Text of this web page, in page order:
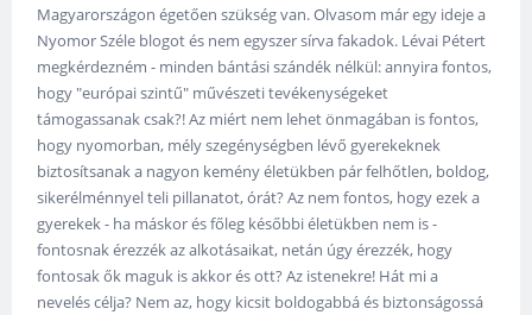
Magyarországon égetően szükség van. Olvasom már egy ideje a
Nyomor Széle blogot és nem egyszer sírva fakadok. Lévai Pétert
megkérdezném - minden bántási szándék nélkül: annyira fontos,
hogy "európai szintű" művészeti tevékenységeket
támogassanak csak?! Az miért nem lehet önmagában is fontos,
hogy nyomorban, mély szegénységben lévő gyerekeknek
biztosítsanak a nagyon kemény életükben pár felhőtlen, boldog,
sikerélménnyel teli pillanatot, órát? Az nem fontos, hogy ezek a
gyerekek - ha máskor és főleg későbbi életükben nem is -
fontosnak érezzék az alkotásaikat, netán úgy érezzék, hogy
fontosak ők maguk is akkor és ott? Az istenekre! Hát mi a
nevelés célja? Nem az, hogy kicsit boldogabbá és biztonságossá